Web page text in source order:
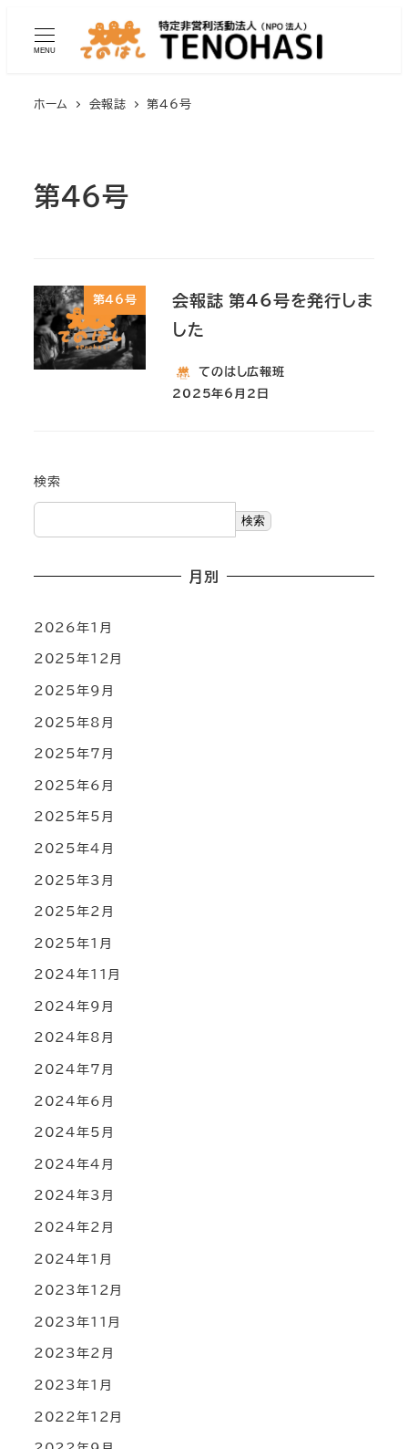
MENU
ホーム 会報誌 第46号
第46号
第46号
会報誌 第46号を発行しま
した
てのはし広報班
2025年6月2日
検索
検索
月別
2026年1月
2025年12月
2025年9月
2025年8月
2025年7月
2025年6月
2025年5月
2025年4月
2025年3月
2025年2月
2025年1月
2024年11月
2024年9月
2024年8月
2024年7月
2024年6月
2024年5月
2024年4月
2024年3月
2024年2月
2024年1月
2023年12月
2023年11月
2023年2月
2023年1月
2022年12月